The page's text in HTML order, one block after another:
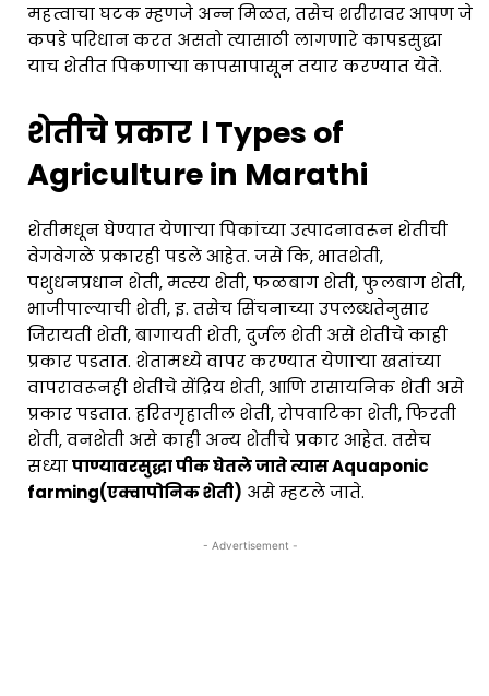
महत्वाचा घटक म्हणजे अन्न मिळत, तसेच शरीरावर आपण जे
कपडे परिधान करत असतो त्यासाठी लागणारे कापडसुद्धा
याच शेतीत पिकणाऱ्या कापसापासून तयार करण्यात येते.
शेतीचे प्रकार । Types of
Agriculture in Marathi
शेतीमधून घेण्यात येणाऱ्या पिकांच्या उत्पादनावरून शेतीची
वेगवेगळे प्रकारही पडले आहेत. जसे कि, भातशेती,
पशुधनप्रधान शेती, मत्स्य शेती, फळबाग शेती, फुलबाग शेती,
भाजीपाल्याची शेती, इ. तसेच सिंचनाच्या उपलब्धतेनुसार
जिरायती शेती, बागायती शेती, दुर्जल शेती असे शेतीचे काही
प्रकार पडतात. शेतामध्ये वापर करण्यात येणाऱ्या खतांच्या
वापरावरूनही शेतीचे सेंद्रिय शेती, आणि रासायनिक शेती असे
प्रकार पडतात. हरितगृहातील शेती, रोपवाटिका शेती, फिरती
शेती, वनशेती असे काही अन्य शेतीचे प्रकार आहेत. तसेच
सध्यापाण्यावरसुद्धा पीक घेतले जाते त्यास Aquaponic
farming(एक्वापोनिक शेती) असे म्हटले जाते.
- Advertisement -